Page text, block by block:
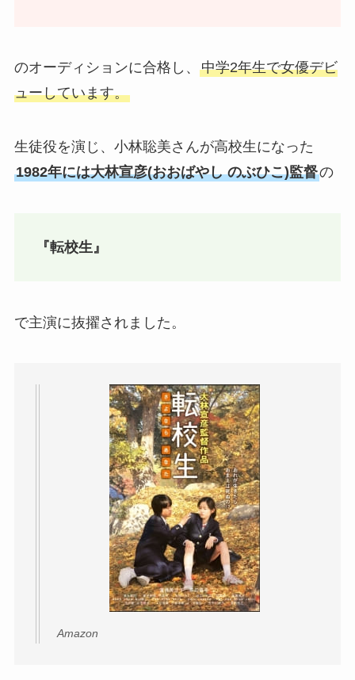
のオーディションに合格し、 中学2年生で女優デビ
ューしています。
生徒役を演じ、小林聡美さんが高校生になった
1982年には大林宣彦(おおばやし のぶひこ)監督の
『転校生』
で主演に抜擢されました。
Amazon